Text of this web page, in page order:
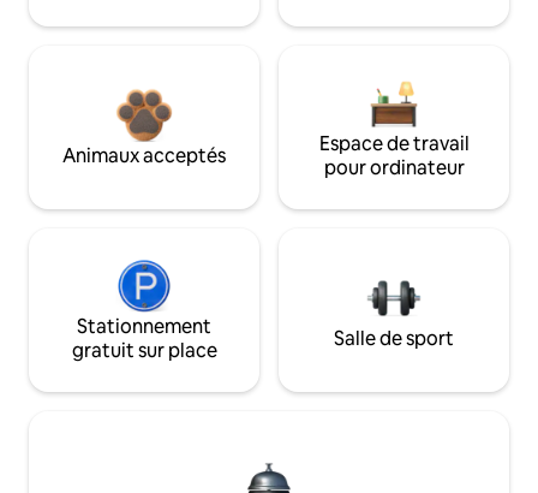
Animaux acceptés
Espace de travail
pour ordinateur
Stationnement
gratuit sur place
Salle de sport